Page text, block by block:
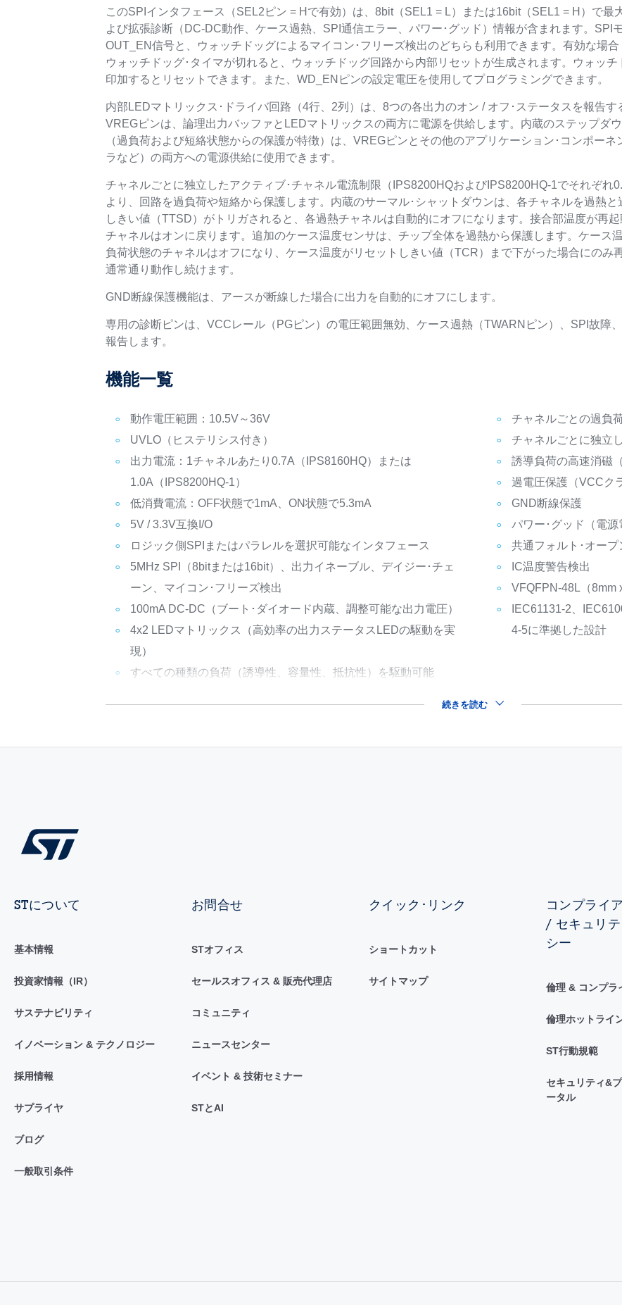
このSPIインタフェース（SEL2ピン = Hで有効）は、8bit（SEL1 = L）または16bit（SEL1 = H）で最
よび拡張診断（DC-DC動作、ケース過熱、SPI通信エラー、パワー･グッド）情報が含まれます。SPI
OUT_EN信号と、ウォッチドッグによるマイコン･フリーズ検出のどちらも利用できます。有効な場
ウォッチドッグ･タイマが切れると、ウォッチドッグ回路から内部リセットが生成されます。ウォッ
印加するとリセットできます。また、WD_ENピンの設定電圧を使用してプログラミングできます。
内部LEDマトリックス･ドライバ回路（4行、2列）は、8つの各出力のオン / オフ･ステータスを報告す
VREGピンは、論理出力バッファとLEDマトリックスの両方に電源を供給します。内蔵のステップダ
（過負荷および短絡状態からの保護が特徴）は、VREGピンとその他のアプリケーション･コンポー
ラなど）の両方への電源供給に使用できます。
チャネルごとに独立したアクティブ･チャネル電流制限（IPS8200HQおよびIPS8200HQ-1でそれぞれ
より、回路を過負荷や短絡から保護します。内蔵のサーマル･シャットダウンは、各チャネルを過熱
しきい値（TTSD）がトリガされると、各過熱チャネルは自動的にオフになります。接合部温度が再
チャネルはオンに戻ります。追加のケース温度センサは、チップ全体を過熱から保護します。ケース
負荷状態のチャネルはオフになり、ケース温度がリセットしきい値（TCR）まで下がった場合にのみ
通常通り動作し続けます。
GND断線保護機能は、アースが断線した場合に出力を自動的にオフにします。
専用の診断ピンは、VCCレール（PGピン）の電圧範囲無効、ケース過熱（TWARNピン）、SPI故障
報告します。
機能一覧
動作電圧範囲：10.5V～36V
UVLO（ヒステリシス付き）
出力電流：1チャネルあたり0.7A（IPS8160HQ）または
1.0A（IPS8200HQ-1）
低消費電流：OFF状態で1mA、ON状態で5.3mA
5V / 3.3V互換I/O
ロジック側SPIまたはパラレルを選択可能なインタフェース
5MHz SPI（8bitまたは16bit）、出力イネーブル、デイジー･チェ
ーン、マイコン･フリーズ検出
100mA DC-DC（ブート･ダイオード内蔵、調整可能な出力電圧）
4x2 LEDマトリックス（高効率の出力ステータスLEDの駆動を実
現）
すべての種類の負荷（誘導性、容量性、抵抗性）を駆動可能
チャネルごとの過負
チャネルごとに独立
誘導負荷の高速消磁
過電圧保護（VCCク
GND断線保護
パワー･グッド（電
共通フォルト･オープ
IC温度警告検出
VFQFPN-48L（8mm
IEC61131-2、
4-5に準拠した設計
続きを読む
STについて
基本情報
投資家情報（IR）
サステナビリティ
イノベーション & テクノロジー
採用情報
サプライヤ
ブログ
一般取引条件
お問合せ
STオフィス
セールスオフィス & 販売代理店
コミュニティ
ニュースセンター
イベント & 技術セミナー
STとAI
クイック･リンク
ショートカット
サイトマップ
コンプライ
/ セキュリ
シー
倫理 & コンプラ
倫理ホットライ
ST行動規範
セキュリティ&
ータル